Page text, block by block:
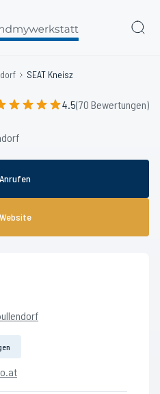
SEAT Kneisz
4.5(70 Bewertungen)
Anrufen
Website